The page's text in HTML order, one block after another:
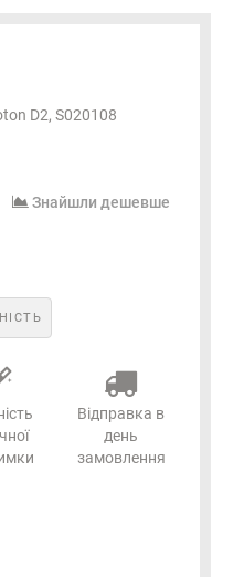
D2, S020108
Знайшли дешевше
Відправка в
день
замовлення